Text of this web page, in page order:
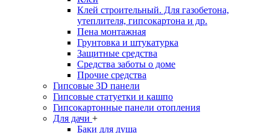
Клей строительный. Для газобетона,
утеплителя, гипсокартона и др.
Пена монтажная
Грунтовка и штукатурка
Защитные средства
Средства заботы о доме
Прочие средства
Гипсовые 3D панели
Гипсовые статуетки и кашпо
Гипсокартонные панели отопления
Для дачи +
Баки для душа